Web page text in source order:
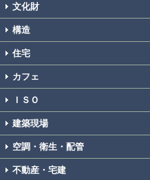
文化財
構造
住宅
カフェ
ＩＳＯ
建築現場
空調・衛生・配管
不動産・宅建